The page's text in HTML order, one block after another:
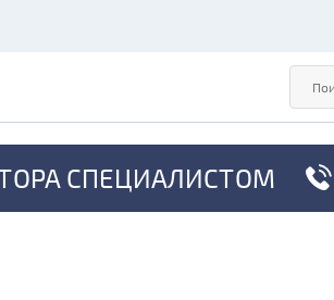
СПЕЦИАЛИСТОМ